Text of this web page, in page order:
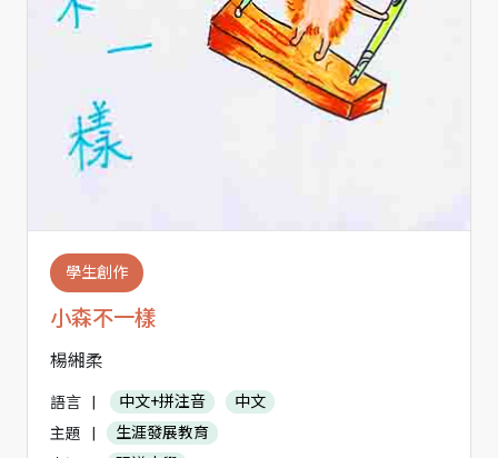
學生創作
小森不一樣
楊緗柔
語言 | 中文+拼注音
中文
主題
|
生涯發展教育